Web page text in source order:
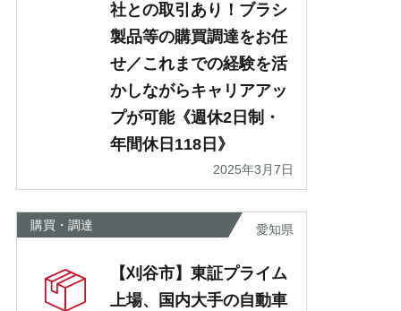
社との取引あり！ブラシ
製品等の購買調達をお任
せ／これまでの経験を活
かしながらキャリアアッ
プが可能《週休2日制・
年間休日118日》
2025年3月7日
購買・調達 愛知県
【刈谷市】東証プライム
上場、国内大手の自動車